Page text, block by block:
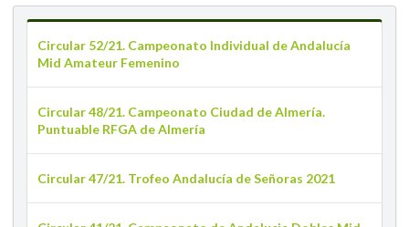
Circular 52/21. Campeonato Individual de Andalucía
Mid Amateur Femenino
Circular 48/21. Campeonato Ciudad de Almería.
Puntuable RFGA de Almería
Circular 47/21. Trofeo Andalucía de Señoras 2021